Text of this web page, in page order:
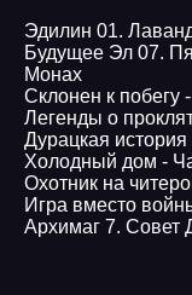
Эдилин 01.
Будущее Эл 07.
Монах
Склонен к побегу
Легенды о
Дурацкая
Холодный дом -
Охотник на
Игра вместо
Архимаг 7. Совет